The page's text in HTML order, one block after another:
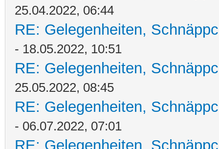
25.04.2022, 06:44
RE: Gelegenheiten,
- 18.05.2022, 10:51
RE: Gelegenheiten,
25.05.2022, 08:45
RE: Gelegenheiten,
- 06.07.2022, 07:01
RE: Gelegenheiten,